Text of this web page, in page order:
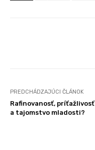
PREDCHÁDZAJÚCI ČLÁNOK
Rafinovanosť, príťažlivosť
a tajomstvo mladosti?